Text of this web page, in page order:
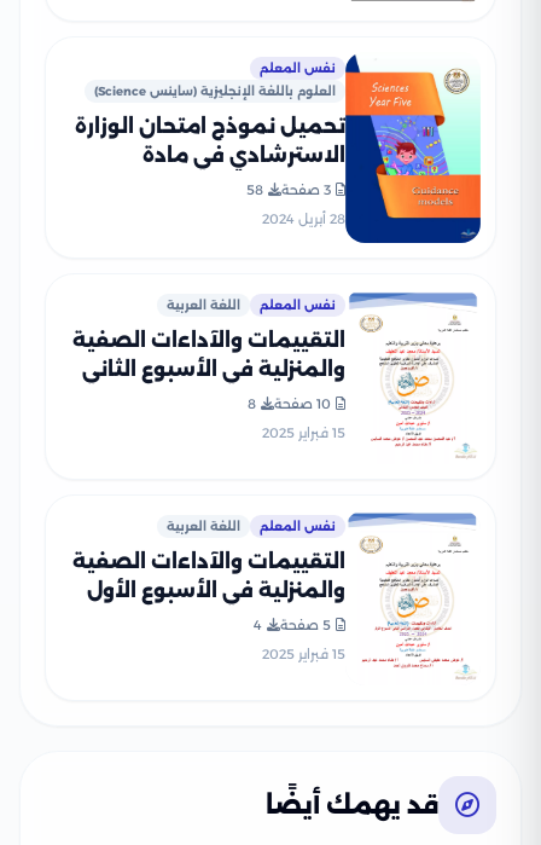
نفس المعلم
العلوم باللغة الإنجليزية (ساينس Science)
تحميل نموذج امتحان الوزارة
الاسترشادي في مادة
الخامس الابتدائي الترم الثاني
3 صفحة
58
28 أبريل 2024
نفس المعلم اللغة العربية
التقييمات والآداءات الصفية
والمنزلية في الأسبوع الثاني
في العربي للصف الخامس
10 صفحة
8
15 فبراير 2025
نفس المعلم اللغة العربية
التقييمات والآداءات الصفية
والمنزلية في الأسبوع الأول
في العربي للصف الخامس
5 صفحة
4
15 فبراير 2025
قد يهمك أيضًا